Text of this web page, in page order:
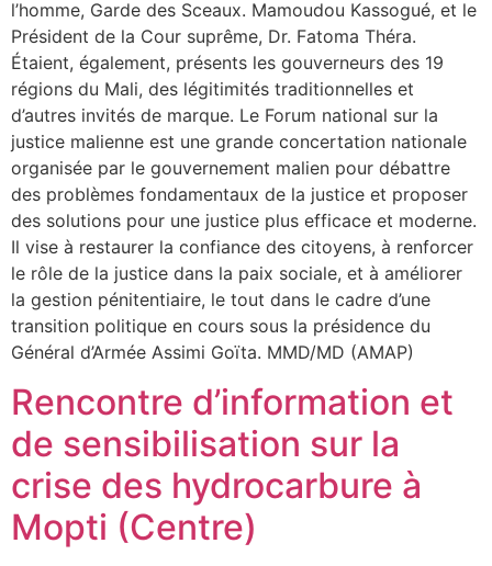
l’homme, Garde des Sceaux. Mamoudou Kassogué, et le
Président de la Cour suprême, Dr. Fatoma Théra.
Étaient, également, présents les gouverneurs des 19
régions du Mali, des légitimités traditionnelles et
d’autres invités de marque. Le Forum national sur la
justice malienne est une grande concertation nationale
organisée par le gouvernement malien pour débattre
des problèmes fondamentaux de la justice et proposer
des solutions pour une justice plus efficace et moderne.
Il vise à restaurer la confiance des citoyens, à renforcer
le rôle de la justice dans la paix sociale, et à améliorer
la gestion pénitentiaire, le tout dans le cadre d’une
transition politique en cours sous la présidence du
Général d’Armée Assimi Goïta. MMD/MD (AMAP)
Rencontre d’information et
de sensibilisation sur la
crise des hydrocarbure à
Mopti (Centre)